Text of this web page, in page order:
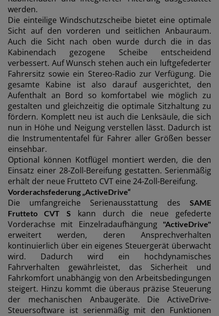
Latina (Español)
AND MIDDLE-
and Middle-East (English)
et Moyen Orient (Français)
werden.
Die einteilige Windschutzscheibe bietet eine optimale
Sicht auf den vorderen und seitlichen Anbauraum.
Auch die Sicht nach oben wurde durch die in das
Kabinendach gezogene Scheibe entscheidend
verbessert. Auf Wunsch stehen auch ein luftgefederter
Fahrersitz sowie ein Stereo-Radio zur Verfügung. Die
gesamte Kabine ist also darauf ausgerichtet, den
Aufenthalt an Bord so komfortabel wie möglich zu
gestalten und gleichzeitig die optimale Sitzhaltung zu
fördern. Komplett neu ist auch die Lenksäule, die sich
nun in Höhe und Neigung verstellen lässt. Dadurch ist
die Instrumententafel für Fahrer aller Größen besser
einsehbar.
Optional können Kotflügel montiert werden, die den
Einsatz einer 28-Zoll-Bereifung gestatten. Serienmäßig
erhält der neue Frutteto CVT eine 24-Zoll-Bereifung.
Vorderachsfederung „ActiveDrive“
Die umfangreiche Serienausstattung des SAME
Frutteto CVT S
kann durch die neue gefederte
Vorderachse mit Einzelradaufhängung
"ActiveDrive"
erweitert werden, deren Ansprechverhalten
kontinuierlich über ein eigenes Steuergerät überwacht
wird. Dadurch wird ein hochdynamisches
Fahrverhalten gewährleistet, das Sicherheit und
Fahrkomfort unabhängig von den Arbeitsbedingungen
steigert. Hinzu kommt die überaus präzise Steuerung
der mechanischen Anbaugeräte. Die ActiveDrive-
Steuersoftware ist serienmäßig mit den Funktionen